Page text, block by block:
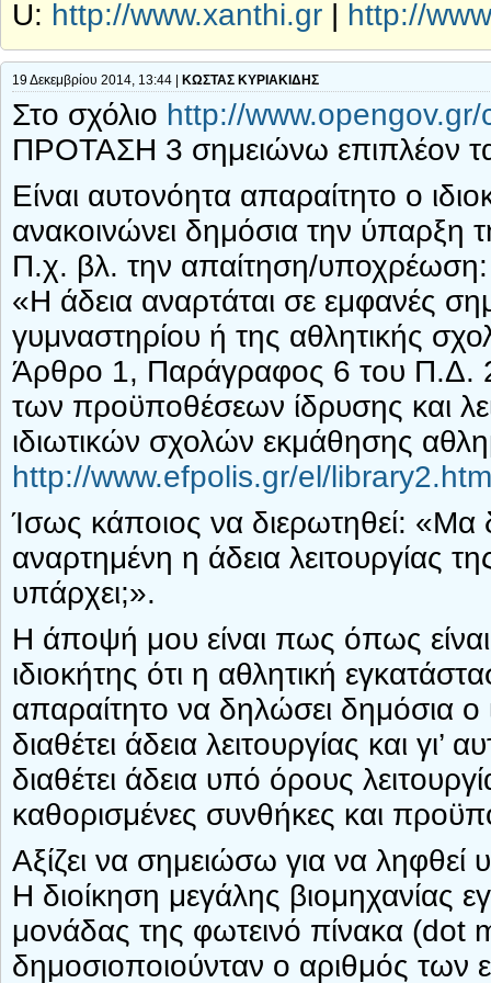
U: http://www.xanthi.gr | http://
19 Δεκεμβρίου 2014, 13:44 | ΚΩΣΤΑΣ ΚΥΡΙΑΚΙΔΗΣ
Στο σχόλιο http://
ΠΡΟΤΑΣΗ 3 σημειώνω επιπλέον
Είναι αυτονόητα απαραίτητο ο
ανακοινώνει δημόσια την ύπαρξη
Π.χ. βλ. την απαίτηση/υποχρέωση:
«Η άδεια αναρτάται σε εμφανές
γυμναστηρίου ή της αθλητικής
Άρθρο 1, Παράγραφος 6 του Π.Δ.
των προϋποθέσεων ίδρυσης και
ιδιωτικών σχολών εκμάθησης
http://www.efpolis.gr/el/
Ίσως κάποιος να διερωτηθεί: «Μα
αναρτημένη η άδεια λειτουργίας
υπάρχει;».
Η άποψή μου είναι πως όπως
ιδιοκήτης ότι η αθλητική
απαραίτητο να δηλώσει δημόσια ο
διαθέτει άδεια λειτουργίας και γι’
διαθέτει άδεια υπό όρους
καθορισμένες συνθήκες και
Αξίζει να σημειώσω για να
Η διοίκηση μεγάλης βιομηχανίας
μονάδας της φωτεινό πίνακα
δημοσιοποιούνταν ο αριθμός των